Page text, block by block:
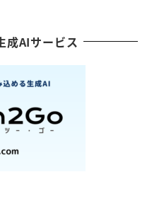
成AIサービス